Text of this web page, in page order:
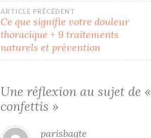
Navigation
de
l’article
ARTICLE PRÉCÉDENT
Ce que signifie votre douleur
thoracique + 9 traitements
naturels et prévention
Une réflexion au sujet de «
confettis »
parisbagte